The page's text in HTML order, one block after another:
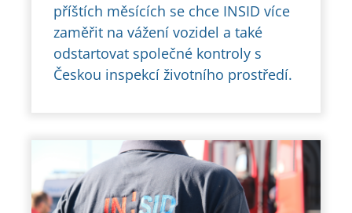
příštích měsících se chce INSID více
zaměřit na vážení vozidel a také
odstartovat společné kontroly s
Českou inspekcí životního prostředí.